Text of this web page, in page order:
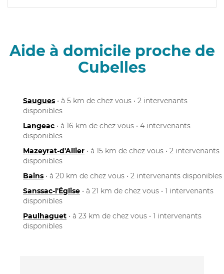
Aide à domicile proche de
Cubelles
Saugues • à 5 km de chez vous • 2 intervenants
disponibles
Langeac • à 16 km de chez vous • 4 intervenants
disponibles
Mazeyrat-d'Allier • à 15 km de chez vous • 2 intervenants
disponibles
Bains • à 20 km de chez vous • 2 intervenants disponibles
Sanssac-l'Église • à 21 km de chez vous • 1 intervenants
disponibles
Paulhaguet • à 23 km de chez vous • 1 intervenants
disponibles